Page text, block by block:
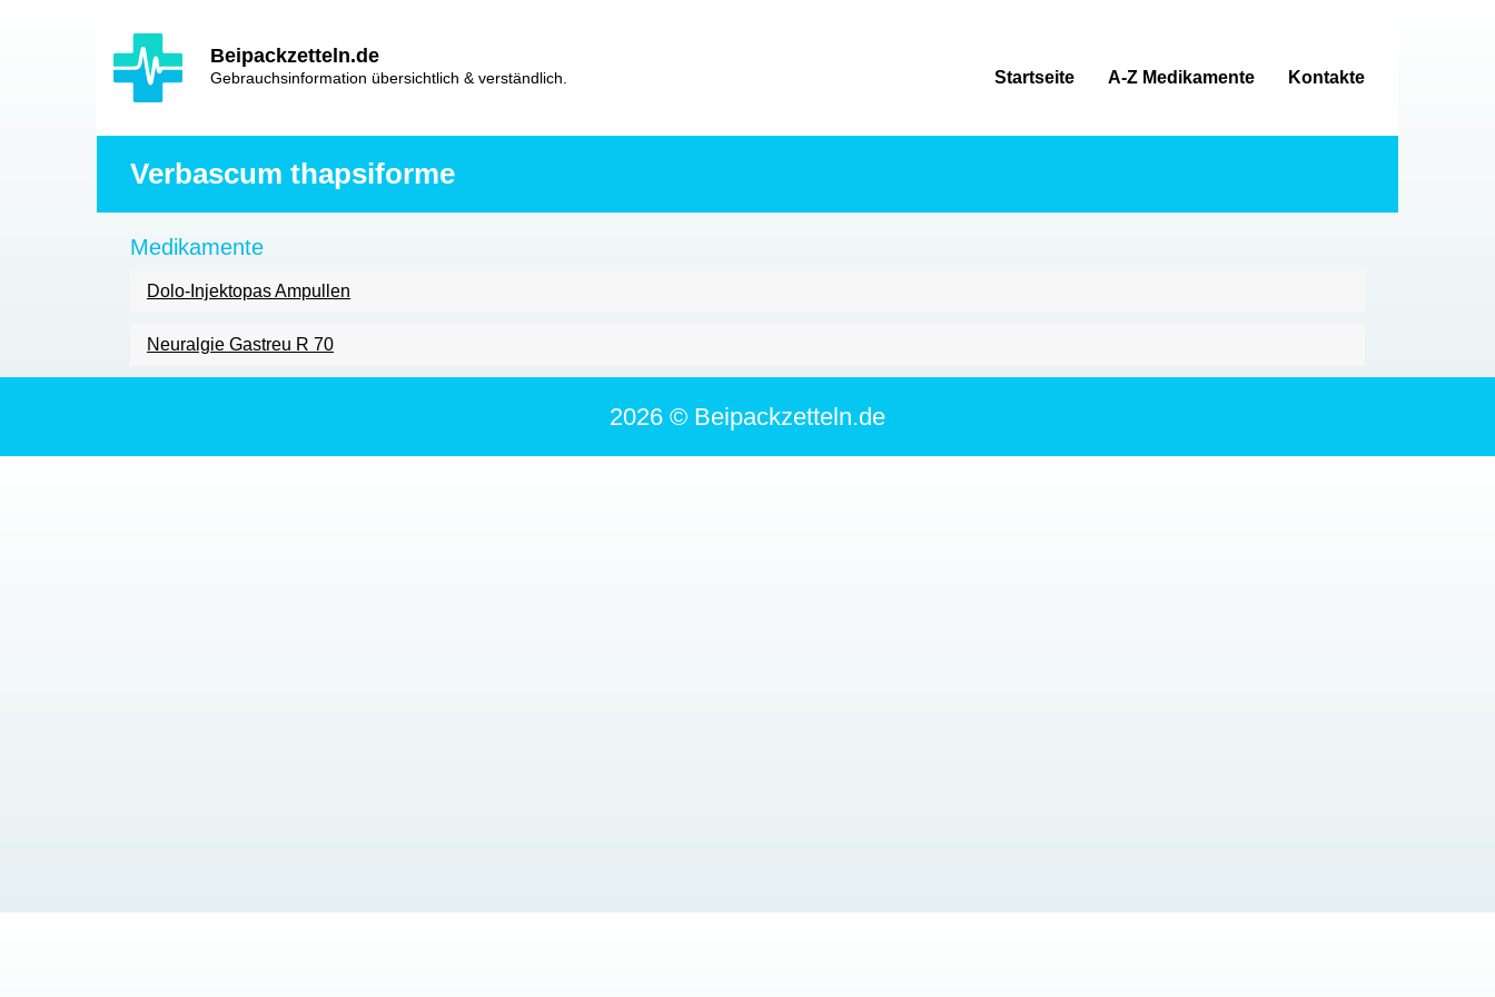
Beipackzetteln.de
Gebrauchsinformation übersichtlich & verständlich.
Hlavní
navigace
Startseite A-Z Medikamente Kontakte
Verbascum thapsiforme
Medikamente
Dolo-Injektopas Ampullen
Neuralgie Gastreu R 70
2026 © Beipackzetteln.de